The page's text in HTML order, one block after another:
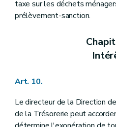
taxe sur les déchets
prélèvement-sanction.
Art. 10.
Le directeur de la Direction
de la Trésorerie peut